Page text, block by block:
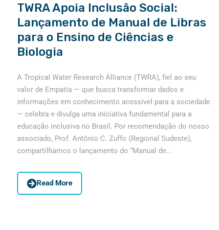
TWRA Apoia Inclusão Social:
Lançamento de Manual de Libras
para o Ensino de Ciências e
Biologia
A Tropical Water Research Alliance (TWRA), fiel ao seu
valor de Empatia — que busca transformar dados e
informações em conhecimento acessível para a sociedade
— celebra e divulga uma iniciativa fundamental para a
educação inclusiva no Brasil. Por recomendação do nosso
associado, Prof. Antônio C. Zuffo (Regional Sudeste),
compartilhamos o lançamento do “Manual de...
Read More